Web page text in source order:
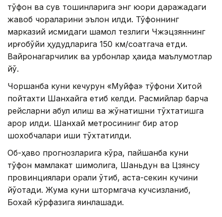
тўфон ва сув тошқинларига энг юқори даражадаги
жавоб чораларини эълон қилди. Тўфоннинг
марказий қисмидаги шамол тезлиги Чжэцзяннинг
қирғоқбўйи ҳудудларига 150 км/соатгача етди.
Вайронагарчилик ва қурбонлар ҳақида маълумотлар
йўқ.
Чоршанба куни кечқурун «Муйфа» тўфони Хитой
пойтахти Шанхайга етиб келди. Расмийлар барча
рейсларни қабул қилиш ва жўнатишни тўхтатишга
қарор қилди. Шанхай метросининг бир қатор
шохобчалари иши тўхтатилди.
Об-ҳаво прогнозларига кўра, пайшанба куни
тўфон мамлакат шимолига, Шаньдун ва Цзянсу
провинциялари орқали ўтиб, аста-секин кучини
йўқотади. Жума куни штормгача кучсизланиб,
Бохай кўрфазига яқинлашади.